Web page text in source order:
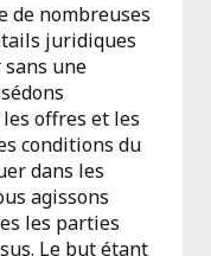
de nombreuses
juridiques
une
offres et les
conditions du
dans les
agissons
les parties
Le but étant